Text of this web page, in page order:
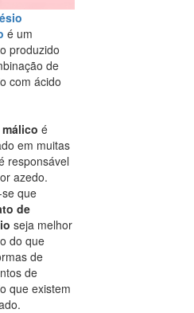
é um
produzido
de
com ácido
é
em muitas
responsável
azedo.
que
de
seja melhor
do que
de
de
que existem